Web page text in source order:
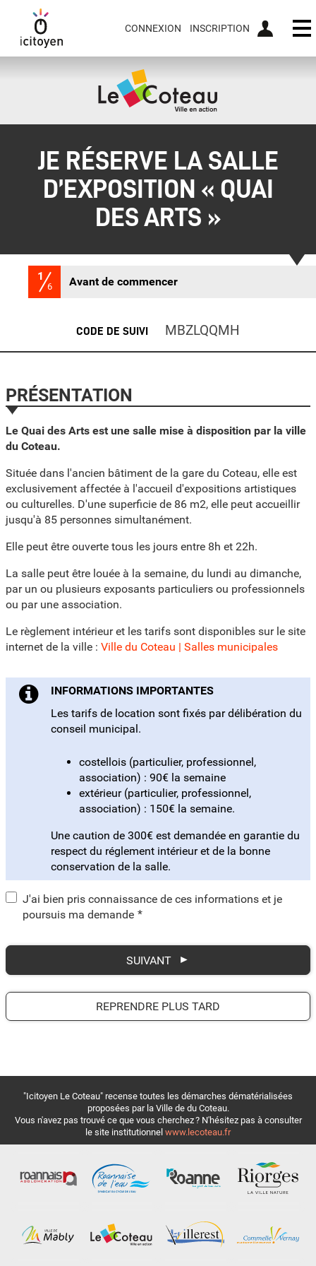
CONNEXION INSCRIPTION
JE RÉSERVE LA SALLE
D’EXPOSITION « QUAI
DES ARTS »
CODE DE SUIVI MBZLQQMH
1
6 Avant de commencer(étape courante)
PRÉSENTATION
Le Quai des Arts est une salle mise à disposition par la ville
du Coteau.
Située dans l'ancien bâtiment de la gare du Coteau, elle est
exclusivement affectée à l'accueil d'expositions artistiques
ou culturelles. D'une superficie de 86 m2, elle peut accueillir
jusqu'à 85 personnes simultanément.
Elle peut être ouverte tous les jours entre 8h et 22h.
La salle peut être louée à la semaine, du lundi au dimanche,
par un ou plusieurs exposants particuliers ou professionnels
ou par une association.
Le règlement intérieur et les tarifs sont disponibles sur le site
internet de la ville : Ville du Coteau | Salles municipales
INFORMATIONS IMPORTANTES
Les tarifs de location sont fixés par délibération du
conseil municipal.
costellois (particulier, professionnel,
association) : 90€ la semaine
extérieur (particulier, professionnel,
association) : 150€ la semaine.
Une caution de 300€ est demandée en garantie du
respect du réglement intérieur et de la bonne
conservation de la salle.
J'ai bien pris connaissance de ces informations et je
poursuis ma demande *
SUIVANT
REPRENDRE PLUS TARD
"Icitoyen Le Coteau" recense toutes les démarches dématérialisées
proposées par la Ville de du Coteau.
Vous n'avez pas trouvé ce que vous cherchez ? N'hésitez pas à consulter
le site institutionnel www.lecoteau.fr